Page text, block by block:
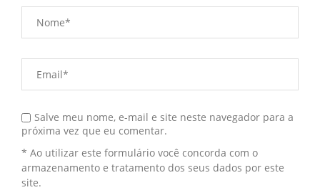
Salve meu nome, e-mail e site neste navegador para a
próxima vez que eu comentar.
* Ao utilizar este formulário você concorda com o
armazenamento e tratamento dos seus dados por este
site.